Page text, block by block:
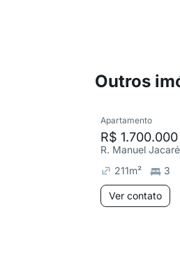
Outros
Apartamento
R$ 1.700.000
R. Manuel
211m² 3
Ver contato